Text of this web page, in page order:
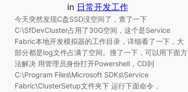
in 日常开发工作
今天突然发现C盘SSD没空间了，查了一下
C:\SfDevCluster占用了30G空间，这个是Service
Fabric本地开发模拟器的工作目录，详细看了一下，大
部分都是log文件占满了空间。搜了一下，可以用下面方
法解决 用管理员身份打开Powershell，CD到
C:\Program Files\Microsoft SDKs\Service
Fabric\ClusterSetup文件夹下 运行下面命令，